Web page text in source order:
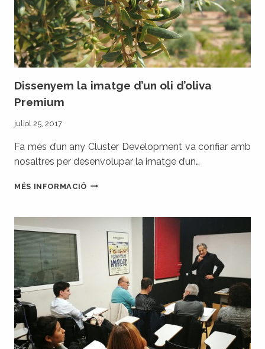
L’ENOTURISME
Dissenyem la imatge d’un oli d’oliva
Premium
juliol 25, 2017
Fa més d’un any Cluster Development va confiar amb
nosaltres per desenvolupar la imatge d’un…
MÉS INFORMACIÓDISSENYEM
D’UN
D’OLIVA
PREMIUM